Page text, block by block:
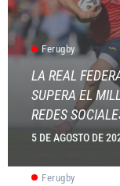
Ferugby
LA REAL
SUPERA EL
REDES
5 DE AGOSTO DE
Ferugby